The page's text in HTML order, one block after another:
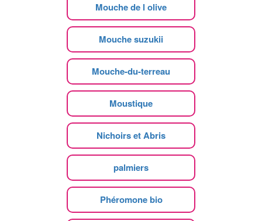
Mouche de l olive
Mouche suzukii
Mouche-du-terreau
Moustique
Nichoirs et Abris
palmiers
Phéromone bio